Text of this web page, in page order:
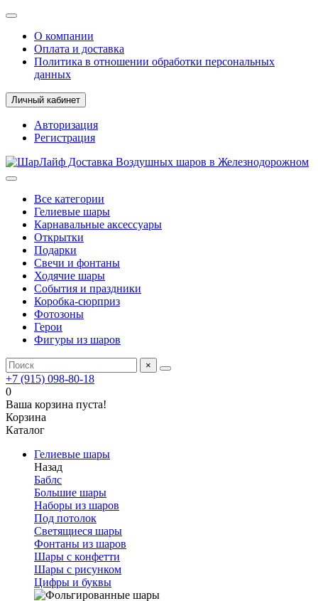
О компании
Оплата и доставка
Политика в отношении обработки персональных
данных
Личный кабинет
Авторизация
Регистрация
Все категории
Гелиевые шары
Карнавальные аксессуары
Открытки
Подарки
Свечи и фонтаны
Ходячие шары
События и праздники
Коробка-сюрприз
Фотозоны
Герои
Фигуры из шаров
×
+7 (915) 098-80-18
0
Ваша корзина пуста!
Корзина
Каталог
Гелиевые шары
Назад
Баблс
Большие шары
Наборы из шаров
Под потолок
Светящиеся шары
Фонтаны из шаров
Шары с конфетти
Шары с рисунком
Цифры и буквы